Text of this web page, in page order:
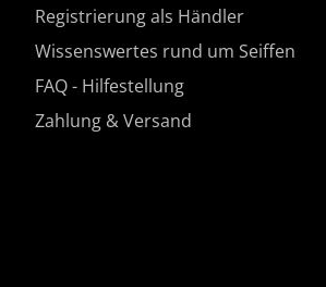
Registrierung als Händler
Wissenswertes rund um Seiffen
FAQ - Hilfestellung
Zahlung & Versand